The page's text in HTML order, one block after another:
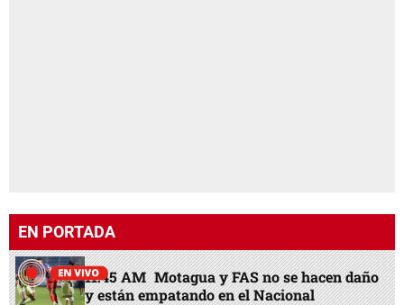
EN PORTADA
11:45 AM Motagua y FAS no se hacen daño
y están empatando en el Nacional